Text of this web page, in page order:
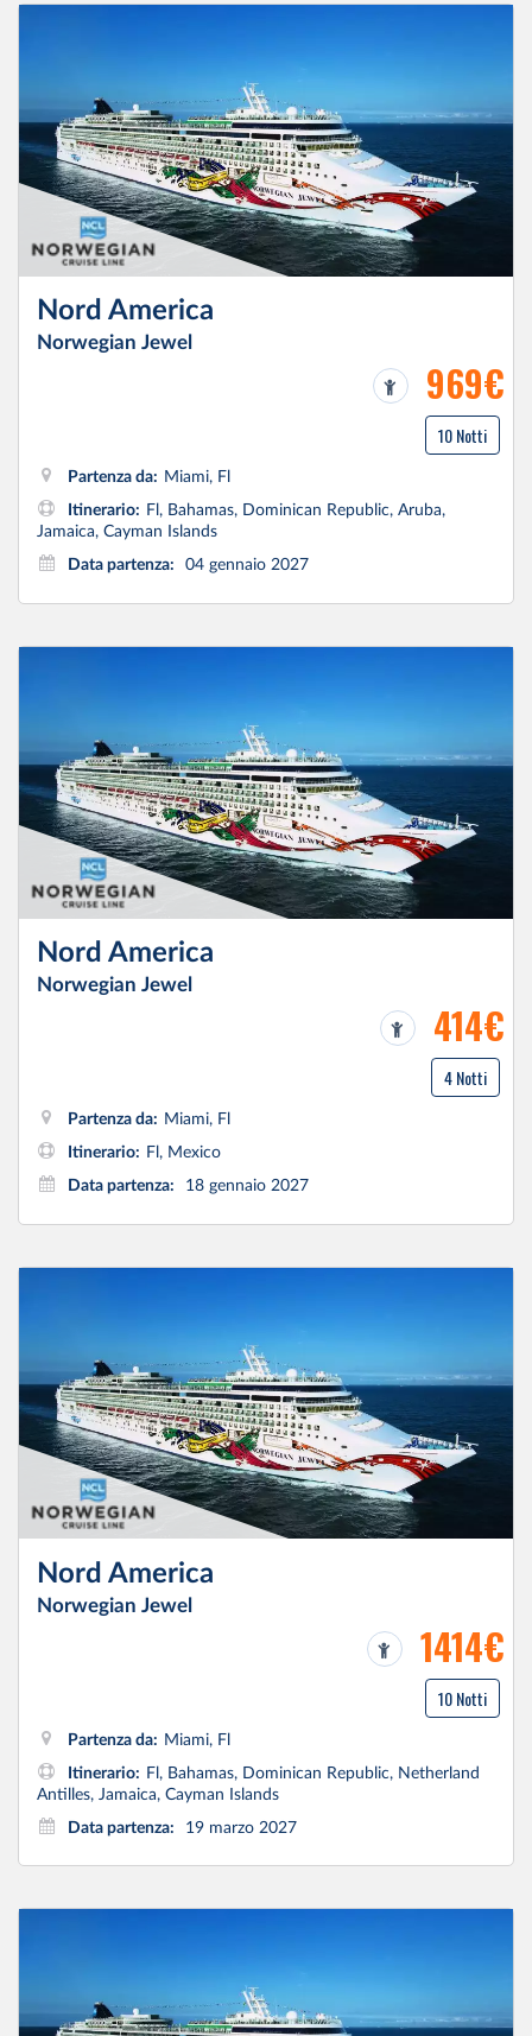
Nord America
Norwegian Jewel
969€
10 Notti
Partenza da: Miami, Fl
Itinerario: Fl, Bahamas, Dominican Republic, Aruba,
Jamaica, Cayman Islands
Data partenza:
04 gennaio 2027
Nord America
Norwegian Jewel
414€
4 Notti
Partenza da: Miami, Fl
Itinerario: Fl, Mexico
Data partenza:
18 gennaio 2027
Nord America
Norwegian Jewel
1414€
10 Notti
Partenza da: Miami, Fl
Itinerario: Fl, Bahamas, Dominican Republic, Netherland
Antilles, Jamaica, Cayman Islands
Data partenza:
19 marzo 2027